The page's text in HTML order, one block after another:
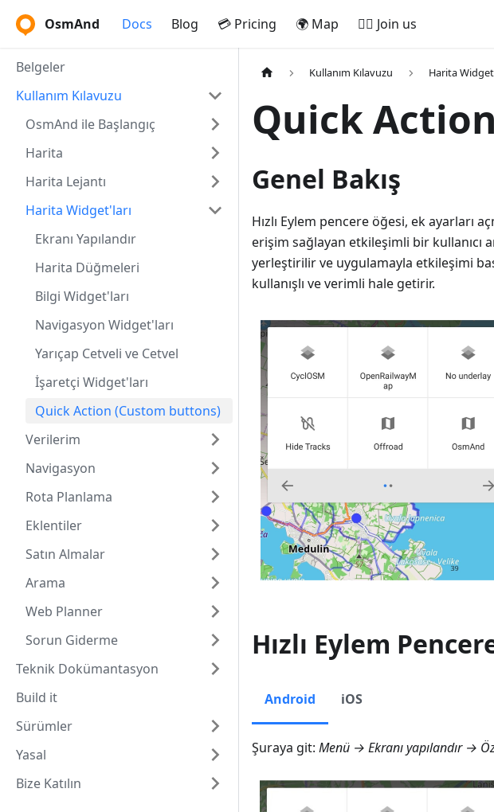
OsmAnd Docs Blog 💳 Pricing 🌍 Map 🚵‍♂️ Join us
Belgeler
Kullanım Kılavuzu
OsmAnd ile Başlangıç
Harita
Harita Lejantı
Harita Widget'ları
Ekranı Yapılandır
Harita Düğmeleri
Bilgi Widget'ları
Navigasyon Widget'ları
Yarıçap Cetveli ve Cetvel
İşaretçi Widget'ları
Quick Action (Custom buttons)
Verilerim
Navigasyon
Rota Planlama
Eklentiler
Satın Almalar
Arama
Web Planner
Sorun Giderme
Teknik Dokümantasyon
Build it
Sürümler
Yasal
Bize Katılın
Kullanım Kılavuzu Harita
Quick
Genel Bakış
Hızlı Eylem pencere öğesi, ek ayarları
erişim sağlayan etkileşimli bir kullanıcı
yerleştirilir ve uygulamayla etkileşimi
kullanışlı ve verimli hale getirir.
Hızlı Eylem
Android iOS
Şuraya git: Menü → Ekranı yapılandır →